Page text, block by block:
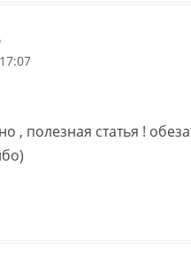
, полезная статья !